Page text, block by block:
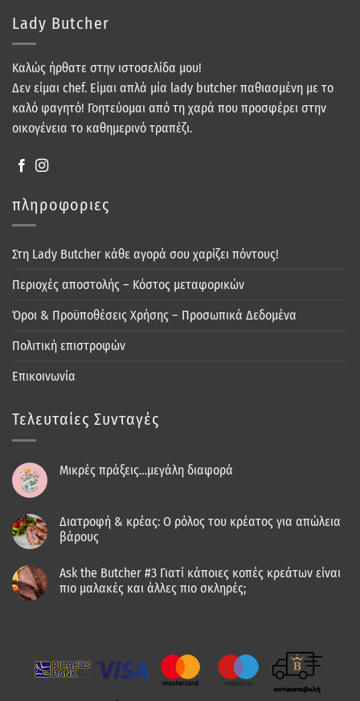
Lady Butcher
Καλώς ήρθατε στην ιστοσελίδα μου!
Δεν είμαι chef. Είμαι απλά μία lady butcher παθιασμένη με το
καλό φαγητό! Γοητεύομαι από τη χαρά που προσφέρει στην
οικογένεια το καθημερινό τραπέζι.
πληροφοριες
Στη Lady Butcher κάθε αγορά σου χαρίζει πόντους!
Περιοχές αποστολής – Κόστος μεταφορικών
Όροι & Προϋποθέσεις Χρήσης – Προσωπικά Δεδομένα
Πολιτική επιστροφών
Επικοινωνία
Τελευταίες Συνταγές
Μικρές πράξεις…μεγάλη διαφορά
Διατροφή & κρέας: Ο ρόλος του κρέατος για απώλεια
βάρους
Ask the Butcher #3 Γιατί κάποιες κοπές κρεάτων είναι
πιο μαλακές και άλλες πιο σκληρές;